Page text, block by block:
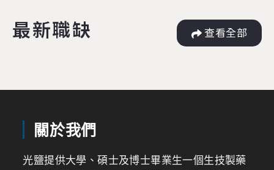
最新職缺 查看全部
關於我們
光鹽提供大學、碩士及博士畢業生一個生技製藥